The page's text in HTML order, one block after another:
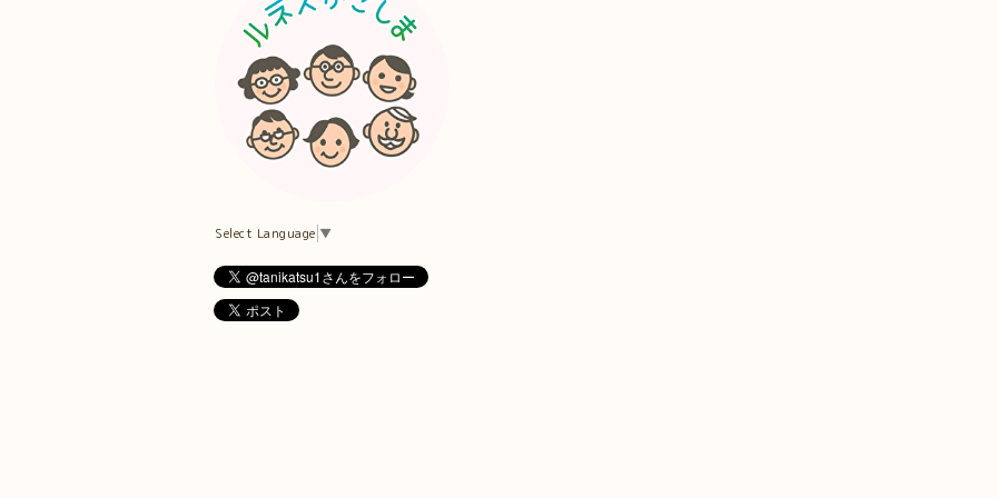
Select Language ▼